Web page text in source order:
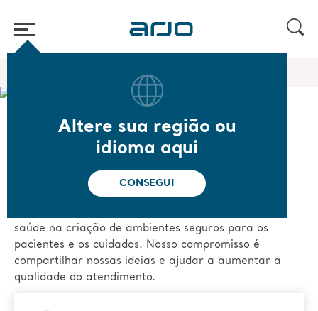
Altere sua região ou
idioma aqui
CONSEGUI
Cuidando da saúde
desde 1957
saúde na criação de ambientes seguros para os
pacientes e os cuidados. Nosso compromisso é
compartilhar nossas ideias e ajudar a aumentar a
qualidade do atendimento.